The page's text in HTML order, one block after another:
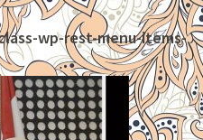
wp-rest-menu-items-